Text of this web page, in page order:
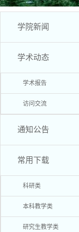
学院新闻
学术动态
学术报告
访问交流
通知公告
常用下载
科研类
本科教学类
研究生教学类